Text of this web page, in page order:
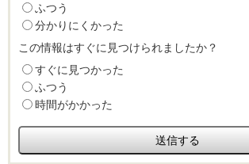
ふつう
分かりにくかった
この情報はすぐに見つけられましたか？
すぐに見つかった
ふつう
時間がかかった